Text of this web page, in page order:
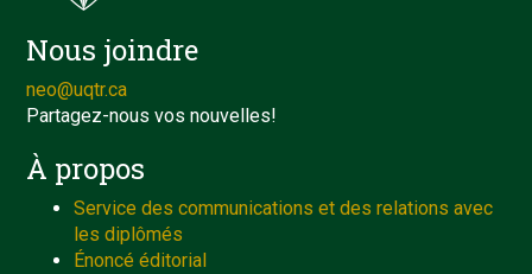
Nous joindre
neo@uqtr.ca
Partagez-nous vos nouvelles!
À propos
Service des communications et des relations avec
les diplômés
Énoncé éditorial